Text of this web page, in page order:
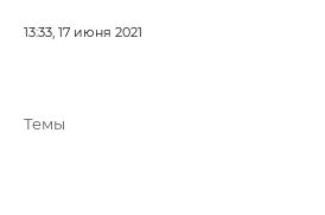
13:33, 17 июня 2021
Темы